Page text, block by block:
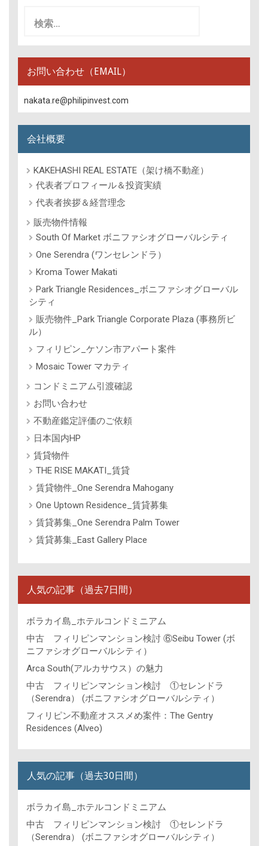
お問い合わせ（EMAIL）
nakata.re@philipinvest.com
会社概要
KAKEHASHI REAL ESTATE（架け橋不動産）
代表者プロフィール＆投資実績
代表者挨拶＆経営理念
販売物件情報
South Of Market ボニファシオグローバルシティ
One Serendra (ワンセレンドラ）
Kroma Tower Makati
Park Triangle Residences_ボニファシオグローバル
シティ
販売物件_Park Triangle Corporate Plaza (事務所ビ
ル）
フィリピン_ケソン市アパート案件
Mosaic Tower マカティ
コンドミニアム引渡確認
お問い合わせ
不動産鑑定評価のご依頼
日本国内HP
賃貸物件
THE RISE MAKATI_賃貸
賃貸物件_One Serendra Mahogany
One Uptown Residence_賃貸募集
賃貸募集_One Serendra Palm Tower
賃貸募集_East Gallery Place
人気の記事（過去7日間）
ボラカイ島_ホテルコンドミニアム
中古 フィリピンマンション検討 ⑥Seibu Tower (ボ
ニファシオグローバルシティ）
Arca South(アルカサウス）の魅力
中古 フィリピンマンション検討 ①セレンドラ
（Serendra） (ボニファシオグローバルシティ）
フィリピン不動産オススメめ案件：The Gentry
Residences (Alveo)
人気の記事（過去30日間）
ボラカイ島_ホテルコンドミニアム
中古 フィリピンマンション検討 ①セレンドラ
（Serendra） (ボニファシオグローバルシティ）